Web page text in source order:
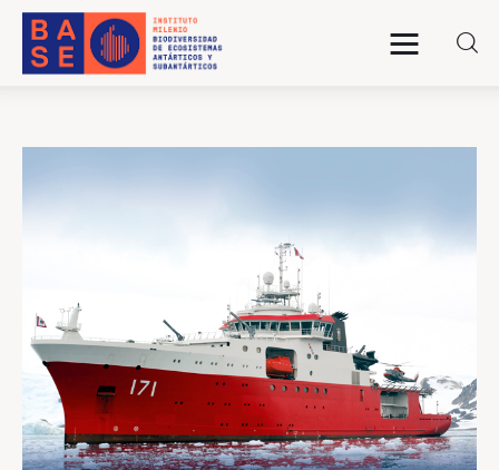
PUBLICACIONES
COLABORACIÓN
COMUNICACIONES